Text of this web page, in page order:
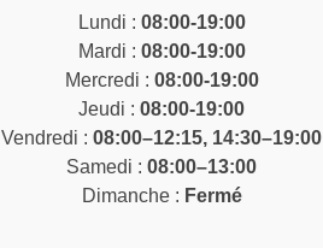
Lundi : 08:00-19:00
Mardi : 08:00-19:00
Mercredi : 08:00-19:00
Jeudi : 08:00-19:00
Vendredi : 08:00–12:15, 14:30–19:00
Samedi : 08:00–13:00
Dimanche : Fermé